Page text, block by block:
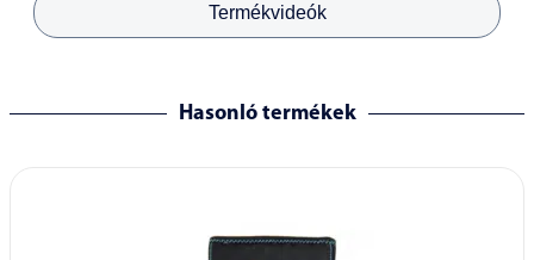
Termékvideók
Hasonló termékek